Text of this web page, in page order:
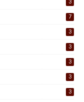
3
7
3
3
3
3
3